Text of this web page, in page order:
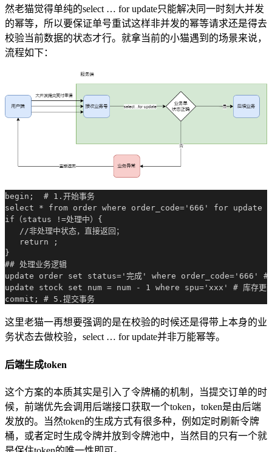
然老猫觉得单纯的select … for update只能解决同一时刻大并发
的幂等，所以要保证单号重试这样非并发的幂等请求还是得去
校验当前数据的状态才行。就拿当前的小猫遇到的场景来说，
流程如下：
begin;  # 1.开始事务
select * from order where order_code='666' for update # 查
if（status !=处理中）{
   //非处理中状态，直接返回；
   return ;
}
## 处理业务逻辑
update order set status='完成' where order_code='666' #
update stock set num = num - 1 where spu='xxx' # 库存更
这里老猫一再想要强调的是在校验的时候还是得带上本身的业
务状态去做校验，select … for update并非万能幂等。
后端生成token
这个方案的本质其实是引入了令牌桶的机制，当提交订单的时
候，前端优先会调用后端接口获取一个token，token是由后端
发放的。当然token的生成方式有很多种，例如定时刷新令牌
桶，或者定时生成令牌并放到令牌池中，当然目的只有一个就